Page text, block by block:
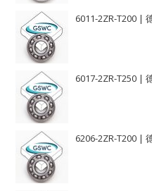
6011-2ZR-T200 |
6017-2ZR-T250 |
6206-2ZR-T200 |